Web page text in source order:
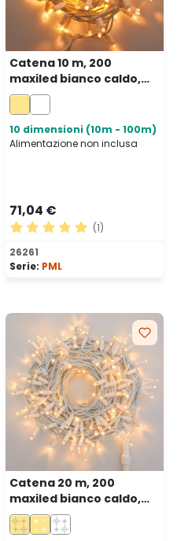
stelle
Catena 10 m, 200
maxiled bianco caldo,
cavo bianco,
prolungabile, IP67
10 dimensioni (10m - 100m)
Alimentazione non inclusa
71,04 €
Valutazione media di 5 su
(1)
26261
Serie: PML
Catena 20 m, 200
maxiled bianco caldo,
cavo bianco,
prolungabile, IP67